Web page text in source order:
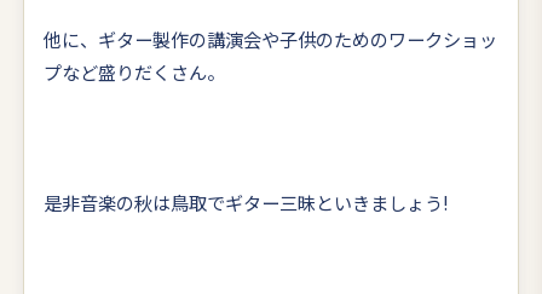
他に、ギター製作の講演会や子供のためのワークショッ
プなど盛りだくさん。
是非音楽の秋は鳥取でギター三昧といきましょう!